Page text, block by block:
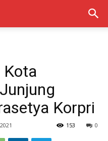
Kota
Korpri
0
153